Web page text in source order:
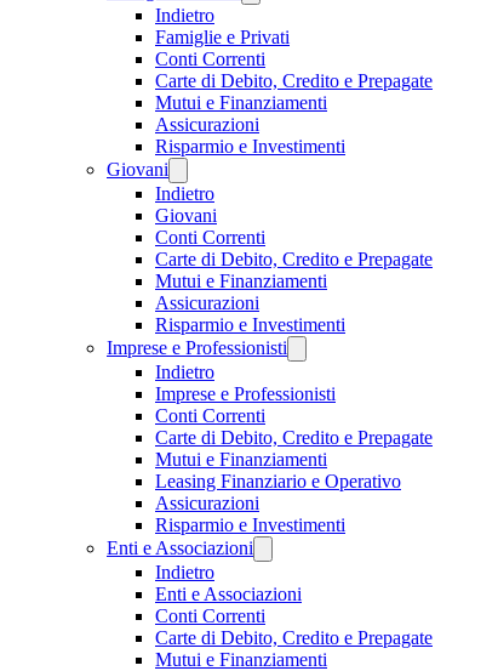
Indietro
Famiglie e Privati
Conti Correnti
Carte di Debito, Credito e Prepagate
Mutui e Finanziamenti
Assicurazioni
Risparmio e Investimenti
Giovani
Indietro
Giovani
Conti Correnti
Carte di Debito, Credito e Prepagate
Mutui e Finanziamenti
Assicurazioni
Risparmio e Investimenti
Imprese e Professionisti
Indietro
Imprese e Professionisti
Conti Correnti
Carte di Debito, Credito e Prepagate
Mutui e Finanziamenti
Leasing Finanziario e Operativo
Assicurazioni
Risparmio e Investimenti
Enti e Associazioni
Indietro
Enti e Associazioni
Conti Correnti
Carte di Debito, Credito e Prepagate
Mutui e Finanziamenti